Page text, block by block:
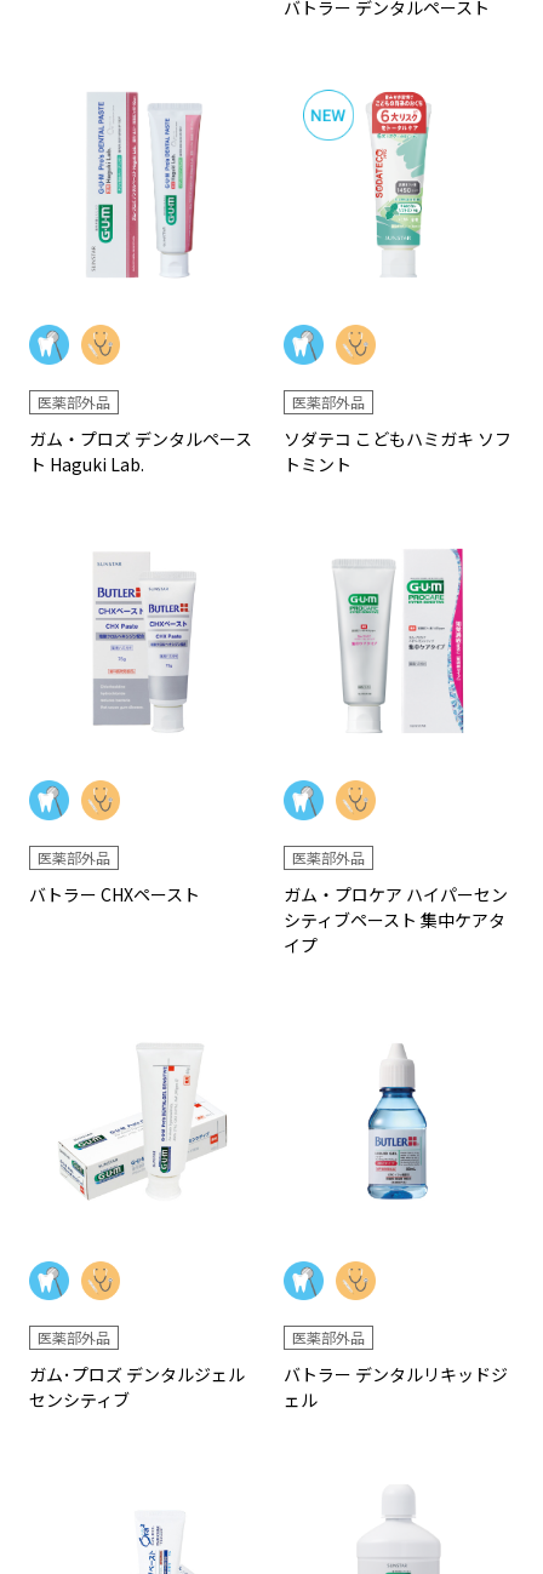
バトラー デンタルペースト
医薬部外品
ガム・プロズ デンタルペース
ト Haguki Lab.
医薬部外品
ソダテコ こどもハミガキ ソフ
トミント
医薬部外品
バトラー CHXペースト
医薬部外品
ガム・プロケア ハイパーセン
シティブペースト 集中ケアタ
イプ
医薬部外品
ガム･プロズ デンタルジェル
センシティブ
医薬部外品
バトラー デンタルリキッドジ
ェル